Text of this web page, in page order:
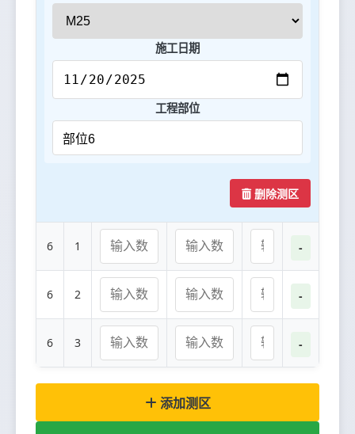
施工日期
工程部位
删除测区
6 1 -
6 2 -
6 3 -
添加测区